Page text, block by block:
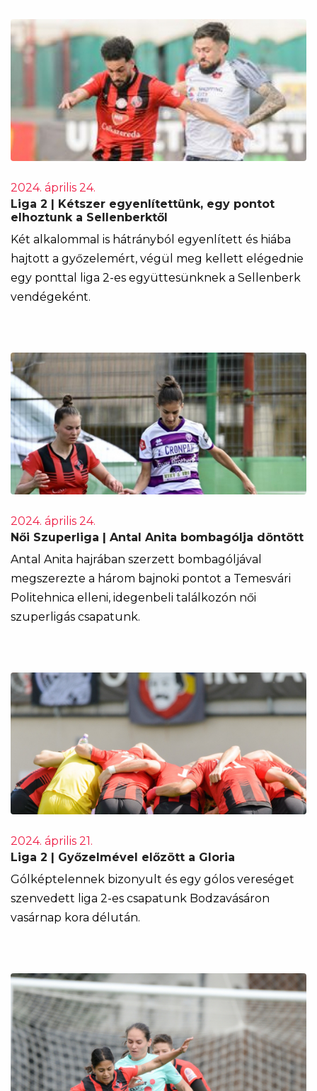
2024. április 24.
Liga 2 | Kétszer egyenlítettünk, egy pontot
elhoztunk a Sellenberktől
Két alkalommal is hátrányból egyenlített és hiába
hajtott a győzelemért, végül meg kellett elégednie
egy ponttal liga 2-es együttesünknek a Sellenberk
vendégeként.
2024. április 24.
Női Szuperliga | Antal Anita bombagólja döntött
Antal Anita hajrában szerzett bombagóljával
megszerezte a három bajnoki pontot a Temesvári
Politehnica elleni, idegenbeli találkozón női
szuperligás csapatunk.
2024. április 21.
Liga 2 | Győzelmével előzött a Gloria
Gólképtelennek bizonyult és egy gólos vereséget
szenvedett liga 2-es csapatunk Bodzavásáron
vasárnap kora délután.